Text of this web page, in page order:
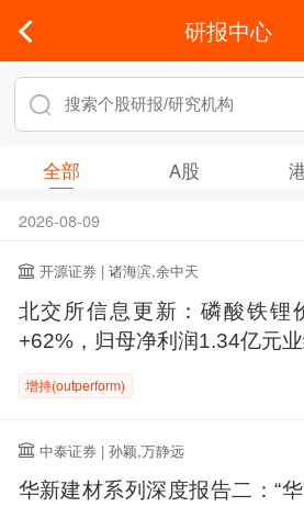
研报中心
全部 A股
2026-08-09
开源证券 | 诸海滨,余中天
北交所信息更新：磷酸铁锂
+62%，归母净利润1.34亿元
增持(outperform)
中泰证券 | 孙颖,万静远
华新建材系列深度报告二：“华